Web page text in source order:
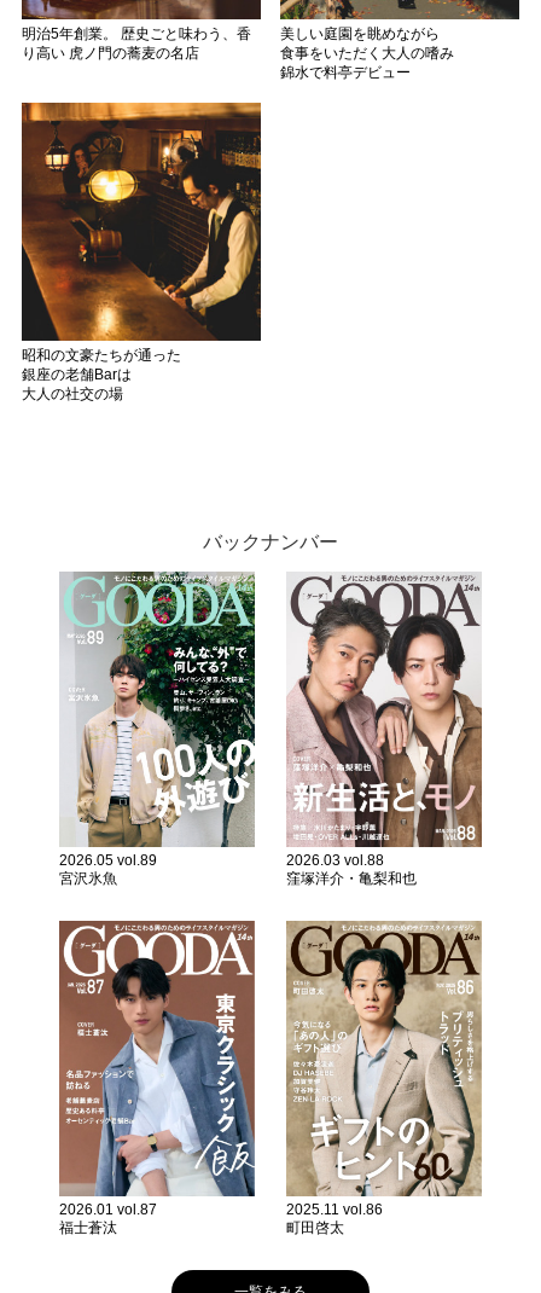
明治5年創業。 歴史ごと味わう、香
り高い 虎ノ門の蕎麦の名店
美しい庭園を眺めながら
食事をいただく大人の嗜み
錦水で料亭デビュー
昭和の文豪たちが通った
銀座の老舗Barは
大人の社交の場
バックナンバー
2026.05 vol.89
宮沢氷魚
2026.03 vol.88
窪塚洋介・亀梨和也
2026.01 vol.87
福士蒼汰
2025.11 vol.86
町田啓太